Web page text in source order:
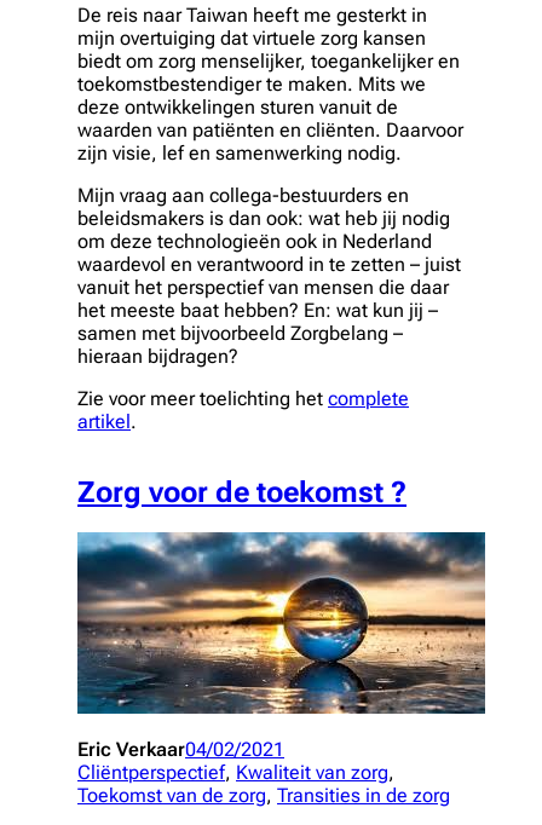
De reis naar Taiwan heeft me gesterkt in
mijn overtuiging dat virtuele zorg kansen
biedt om zorg menselijker, toegankelijker en
toekomstbestendiger te maken. Mits we
deze ontwikkelingen sturen vanuit de
waarden van patiënten en cliënten. Daarvoor
zijn visie, lef en samenwerking nodig.
Mijn vraag aan collega-bestuurders en
beleidsmakers is dan ook: wat heb jij nodig
om deze technologieën ook in Nederland
waardevol en verantwoord in te zetten – juist
vanuit het perspectief van mensen die daar
het meeste baat hebben? En: wat kun jij –
samen met bijvoorbeeld Zorgbelang –
hieraan bijdragen?
Zie voor meer toelichting het complete
artikel .
Zorg voor de toekomst ?
Eric Verkaar04/02/2021
Cliëntperspectief, Kwaliteit van zorg
Toekomst van de zorg, Transities in de zorg